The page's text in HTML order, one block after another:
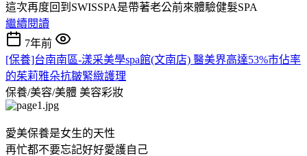
這次再度回到SWISSPA是帶著老公前來體驗健髮SPA
繼續閱讀
7年前
[保養]台南南區-漾采美學spa館(文南店) 醫美界高達53%市佔率
的茱莉雅朵抗皺緊緻護理
保養/美容/美體 美容彩妝
愛美保養是女生的天性
再忙都不要忘記好好愛護自己